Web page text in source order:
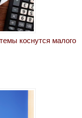
коснутся малого